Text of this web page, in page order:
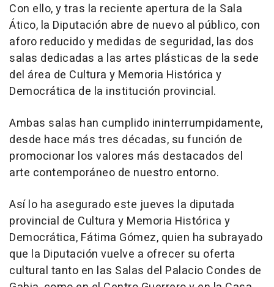
Con ello, y tras la reciente apertura de la Sala
Ático, la Diputación abre de nuevo al público, con
aforo reducido y medidas de seguridad, las dos
salas dedicadas a las artes plásticas de la sede
del área de Cultura y Memoria Histórica y
Democrática de la institución provincial.
Ambas salas han cumplido ininterrumpidamente,
desde hace más tres décadas, su función de
promocionar los valores más destacados del
arte contemporáneo de nuestro entorno.
Así lo ha asegurado este jueves la diputada
provincial de Cultura y Memoria Histórica y
Democrática, Fátima Gómez, quien ha subrayado
que la Diputación vuelve a ofrecer su oferta
cultural tanto en las Salas del Palacio Condes de